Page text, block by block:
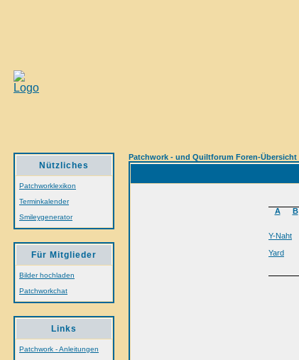
Nützliches
Patchworklexikon
Terminkalender
Smileygenerator
Für Mitglieder
Bilder hochladen
Patchworkchat
Links
Patchwork - Anleitungen
Patchwork - und Quiltforum Foren-Übersicht
A B
Y-Naht
Yard